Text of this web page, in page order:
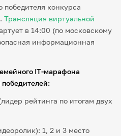
конкурса
Трансляция виртуальной
в 14:00 (по московскому
информационная
IT-марафона
рейтинга по итогам двух
1, 2 и 3 место